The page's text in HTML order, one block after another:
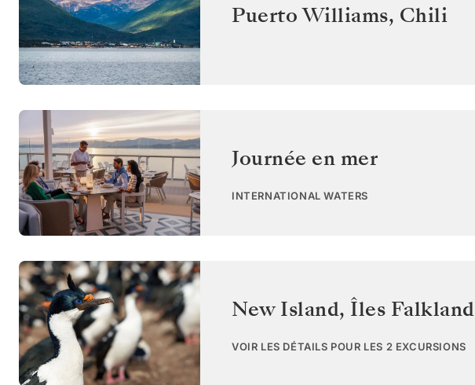
Puerto Williams, Chili
Journée en mer
INTERNATIONAL WATERS
New Island, Îles Falkland
VOIR LES DÉTAILS POUR LES 2 EXCURSIONS